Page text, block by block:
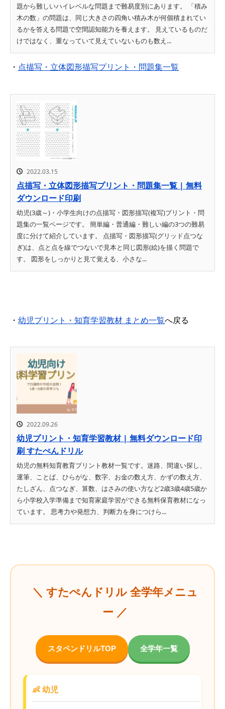
題から難しいハイレベルな問題まで難易度別にあります。 「積み
木の数」の問題は、同じ大きさの四角い積み木が何個積まれてい
るかを答える問題で空間認知能力を養えます。 見えているものだ
けではなく、重なっていて見えていないものも数え...
・ 点描写・立体図形描写プリント・問題集一覧
2022.03.15
点描写・立体図形描写プリント・問題集一覧 | 無料
ダウンロード印刷
幼児(3歳～)・小学生向けの点描写・図形描写(複写)プリント・問
題集の一覧ページです。 簡単編・普通編・難しい編の3つの難易
度に分けて紹介しています。 点描写・図形描写(グリッド点つな
ぎ)は、点と点を線でつないで見本と同じ図形(絵)を描く問題で
す。 図形をしっかりと見て覚える、小さな...
・ 幼児プリント・知育学習教材 まとめ一覧へ戻る
2022.09.26
幼児プリント・知育学習教材 | 無料ダウンロード印
刷 すたぺんドリル
幼児の無料知育教育プリント教材一覧です。迷路、間違い探し、
運筆、ことば、ひらがな、数字、お金の数え方、かずの数え方、
たしざん、点つなぎ、算数、はさみの使い方など2歳3歳4歳5歳か
ら小学校入学準備まで知育家庭学習ができる無料保育教材になっ
ています。 思考力や発想力、判断力を身につけら...
＼ すたぺんドリル 全学年メニュ
ー ／
スタペンドリルTOP 全学年一覧
👶 幼児